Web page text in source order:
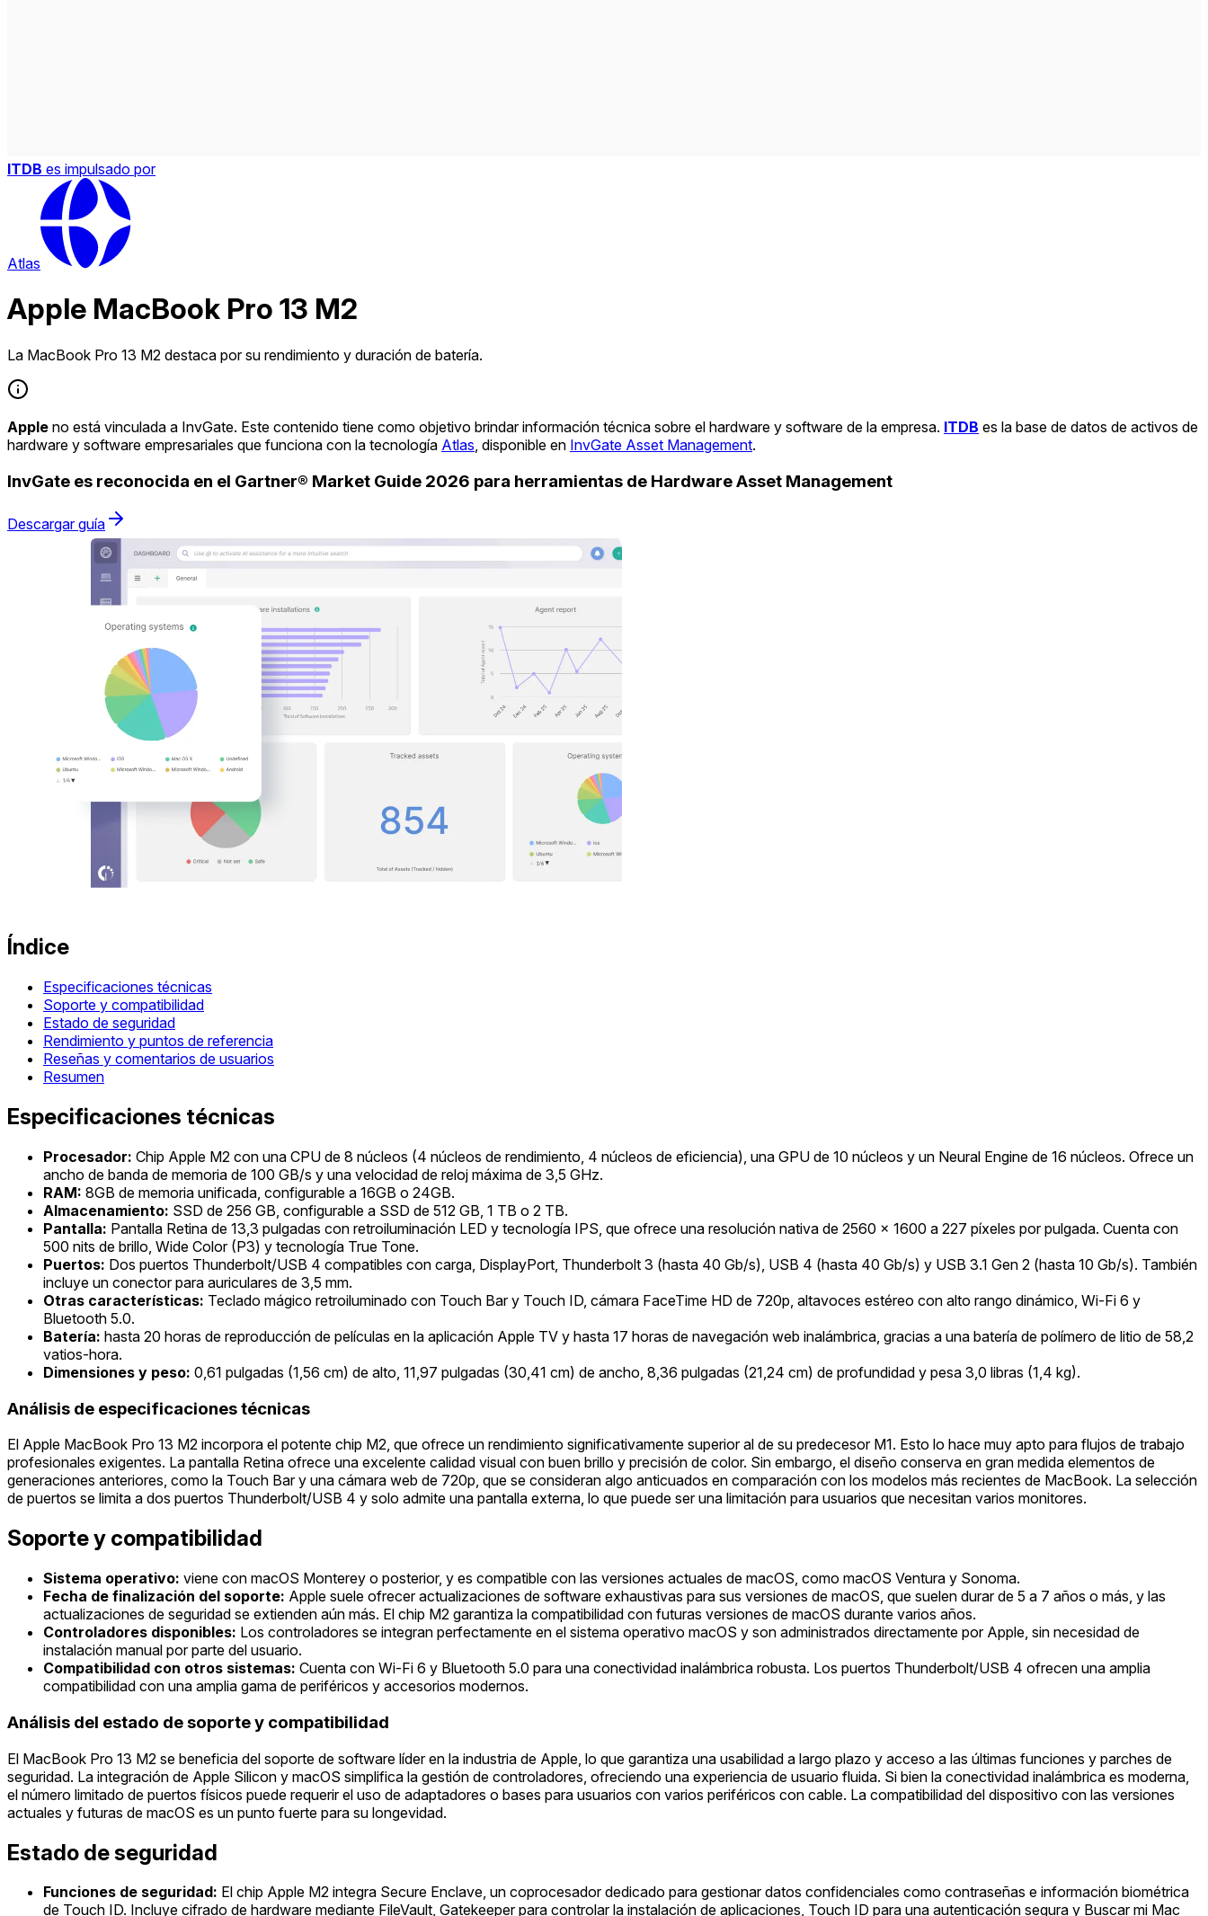
ITDB es impulsado por
Atlas
Apple MacBook Pro 13 M2
La MacBook Pro 13 M2 destaca por su rendimiento y duración de batería.
Apple no está vinculada a InvGate. Este contenido tiene como objetivo brindar información técnica sobre el hardware y software de la empresa. ITDB es la base de datos de activos de
hardware y software empresariales que funciona con la tecnología Atlas , disponible en InvGate Asset Management.
InvGate es reconocida en el Gartner® Market Guide 2026 para herramientas de Hardware Asset Management
Descargar guía
Índice
Especificaciones técnicas
Soporte y compatibilidad
Estado de seguridad
Rendimiento y puntos de referencia
Reseñas y comentarios de usuarios
Resumen
Especificaciones técnicas
Procesador: Chip Apple M2 con una CPU de 8 núcleos (4 núcleos de rendimiento, 4 núcleos de eficiencia), una GPU de 10 núcleos y un Neural Engine de 16 núcleos. Ofrece un
ancho de banda de memoria de 100 GB/s y una velocidad de reloj máxima de 3,5 GHz.
RAM: 8GB de memoria unificada, configurable a 16GB o 24GB.
Almacenamiento: SSD de 256 GB, configurable a SSD de 512 GB, 1 TB o 2 TB.
Pantalla: Pantalla Retina de 13,3 pulgadas con retroiluminación LED y tecnología IPS, que ofrece una resolución nativa de 2560 x 1600 a 227 píxeles por pulgada. Cuenta con
500 nits de brillo, Wide Color (P3) y tecnología True Tone.
Puertos: Dos puertos Thunderbolt/USB 4 compatibles con carga, DisplayPort, Thunderbolt 3 (hasta 40 Gb/s), USB 4 (hasta 40 Gb/s) y USB 3.1 Gen 2 (hasta 10 Gb/s). También
incluye un conector para auriculares de 3,5 mm.
Otras características: Teclado mágico retroiluminado con Touch Bar y Touch ID, cámara FaceTime HD de 720p, altavoces estéreo con alto rango dinámico, Wi-Fi 6 y
Bluetooth 5.0.
Batería: hasta 20 horas de reproducción de películas en la aplicación Apple TV y hasta 17 horas de navegación web inalámbrica, gracias a una batería de polímero de litio de 58,2
vatios-hora.
Dimensiones y peso: 0,61 pulgadas (1,56 cm) de alto, 11,97 pulgadas (30,41 cm) de ancho, 8,36 pulgadas (21,24 cm) de profundidad y pesa 3,0 libras (1,4 kg).
Análisis de especificaciones técnicas
El Apple MacBook Pro 13 M2 incorpora el potente chip M2, que ofrece un rendimiento significativamente superior al de su predecesor M1. Esto lo hace muy apto para flujos de trabajo
profesionales exigentes. La pantalla Retina ofrece una excelente calidad visual con buen brillo y precisión de color. Sin embargo, el diseño conserva en gran medida elementos de
generaciones anteriores, como la Touch Bar y una cámara web de 720p, que se consideran algo anticuados en comparación con los modelos más recientes de MacBook. La selección
de puertos se limita a dos puertos Thunderbolt/USB 4 y solo admite una pantalla externa, lo que puede ser una limitación para usuarios que necesitan varios monitores.
Soporte y compatibilidad
Sistema operativo: viene con macOS Monterey o posterior, y es compatible con las versiones actuales de macOS, como macOS Ventura y Sonoma.
Fecha de finalización del soporte: Apple suele ofrecer actualizaciones de software exhaustivas para sus versiones de macOS, que suelen durar de 5 a 7 años o más, y las
actualizaciones de seguridad se extienden aún más. El chip M2 garantiza la compatibilidad con futuras versiones de macOS durante varios años.
Controladores disponibles: Los controladores se integran perfectamente en el sistema operativo macOS y son administrados directamente por Apple, sin necesidad de
instalación manual por parte del usuario.
Compatibilidad con otros sistemas: Cuenta con Wi-Fi 6 y Bluetooth 5.0 para una conectividad inalámbrica robusta. Los puertos Thunderbolt/USB 4 ofrecen una amplia
compatibilidad con una amplia gama de periféricos y accesorios modernos.
Análisis del estado de soporte y compatibilidad
El MacBook Pro 13 M2 se beneficia del soporte de software líder en la industria de Apple, lo que garantiza una usabilidad a largo plazo y acceso a las últimas funciones y parches de
seguridad. La integración de Apple Silicon y macOS simplifica la gestión de controladores, ofreciendo una experiencia de usuario fluida. Si bien la conectividad inalámbrica es moderna,
el número limitado de puertos físicos puede requerir el uso de adaptadores o bases para usuarios con varios periféricos con cable. La compatibilidad del dispositivo con las versiones
actuales y futuras de macOS es un punto fuerte para su longevidad.
Estado de seguridad
Funciones de seguridad: El chip Apple M2 integra Secure Enclave, un coprocesador dedicado para gestionar datos confidenciales como contraseñas e información biométrica
de Touch ID. Incluye cifrado de hardware mediante FileVault, Gatekeeper para controlar la instalación de aplicaciones, Touch ID para una autenticación segura y Buscar mi Mac